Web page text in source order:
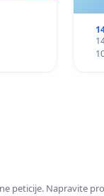
peticije. Napravite